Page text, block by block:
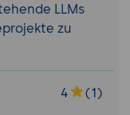
LLMs
zu
4
(1)